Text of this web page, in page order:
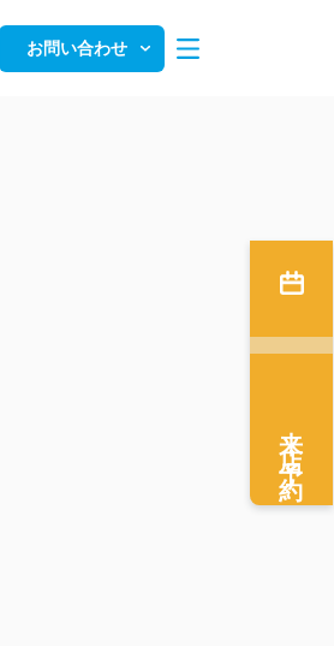
お問い合わせ
来店予約